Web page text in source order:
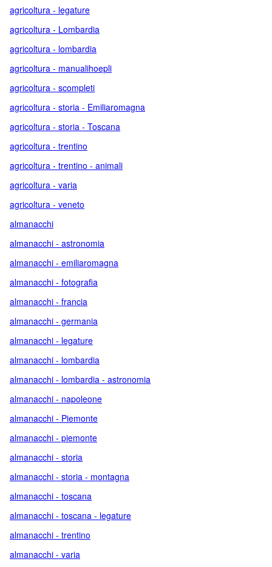
agricoltura - legature
agricoltura - Lombardia
agricoltura - lombardia
agricoltura - manualihoepli
agricoltura - scompleti
agricoltura - storia - Emiliaromagna
agricoltura - storia - Toscana
agricoltura - trentino
agricoltura - trentino - animali
agricoltura - varia
agricoltura - veneto
almanacchi
almanacchi - astronomia
almanacchi - emiliaromagna
almanacchi - fotografia
almanacchi - francia
almanacchi - germania
almanacchi - legature
almanacchi - lombardia
almanacchi - lombardia - astronomia
almanacchi - napoleone
almanacchi - Piemonte
almanacchi - piemonte
almanacchi - storia
almanacchi - storia - montagna
almanacchi - toscana
almanacchi - toscana - legature
almanacchi - trentino
almanacchi - varia